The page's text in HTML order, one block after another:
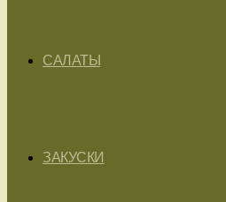
САЛАТЫ
ЗАКУСКИ